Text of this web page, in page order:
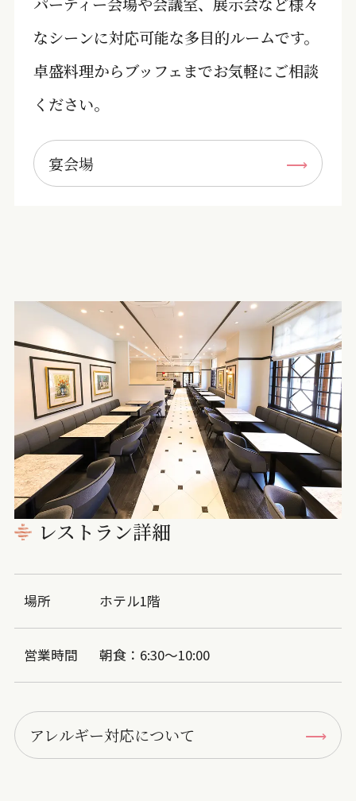
なシーンに対応可能な多目的ルームです。
卓盛料理からブッフェまでお気軽にご相談
ください。
宴会場
レストラン詳細
場所 ホテル1階
営業時間 朝食：6:30～10:00
アレルギー対応について